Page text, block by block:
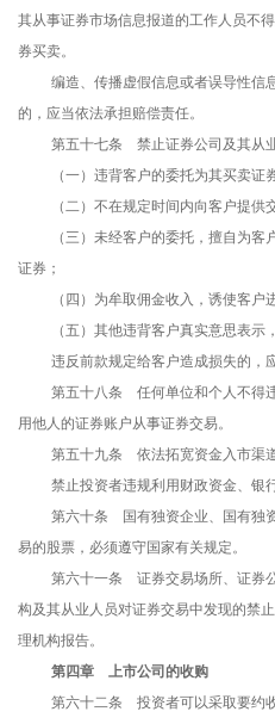
其从事证券市场信息报道的工作人员不
券买卖。
编造、传播虚假信息或者误导性信
的，应当依法承担赔偿责任。
第五十七条 禁止证券公司及其从
（一）违背客户的委托为其买卖证
（二）不在规定时间内向客户提供
（三）未经客户的委托，擅自为
证券；
（四）为牟取佣金收入，诱使客户
（五）其他违背客户真实意思表示
违反前款规定给客户造成损失的，
第五十八条 任何单位和个人不得
用他人的证券账户从事证券交易。
第五十九条 依法拓宽资金入市渠
禁止投资者违规利用财政资金、银
第六十条 国有独资企业、国有独
易的股票，必须遵守国家有关规定。
第六十一条 证券交易场所、证券
构及其从业人员对证券交易中发现的禁
理机构报告。
第四章 上市公司的收购
第六十二条 投资者可以采取要约